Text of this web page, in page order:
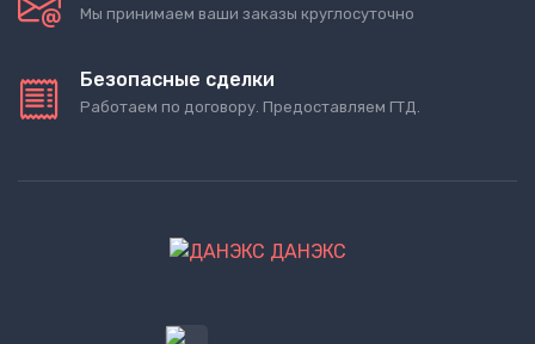
Мы принимаем ваши заказы круглосуточно
Безопасные сделки
Работаем по договору. Предоставляем ГТД.
ДАНЭКС